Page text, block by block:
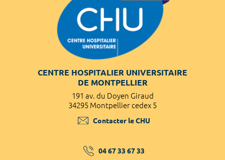
CENTRE HOSPITALIER UNIVERSITAIRE
DE MONTPELLIER
191 av. du Doyen Giraud
34295 Montpellier cedex 5
Contacter le CHU
04 67 33 67 33